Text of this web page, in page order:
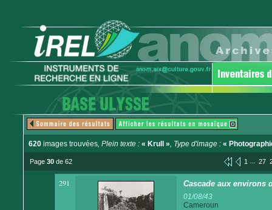
620 images trouvées, Plein texte : « Krull », Type d'image : «
Page 30 de 62 1 ... 27
291 Cascade aux environs
01/08/43
Cameroun